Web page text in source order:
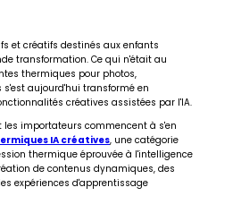
et créatifs destinés aux enfants
transformation. Ce qui n'était au
thermiques pour photos,
aujourd'hui transformé en
créatives assistées par l'IA.
importateurs commencent à s'en
IA créatives, une catégorie
thermique éprouvée à l'intelligence
de contenus dynamiques, des
expériences d'apprentissage